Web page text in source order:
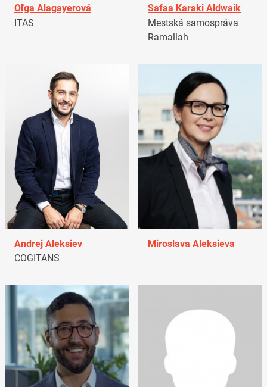
Oľga Alagayerová
ITAS
Safaa Karaki Aldwaik
Mestská samospráva
Ramallah
Andrej Aleksiev
COGITANS
Miroslava Aleksieva